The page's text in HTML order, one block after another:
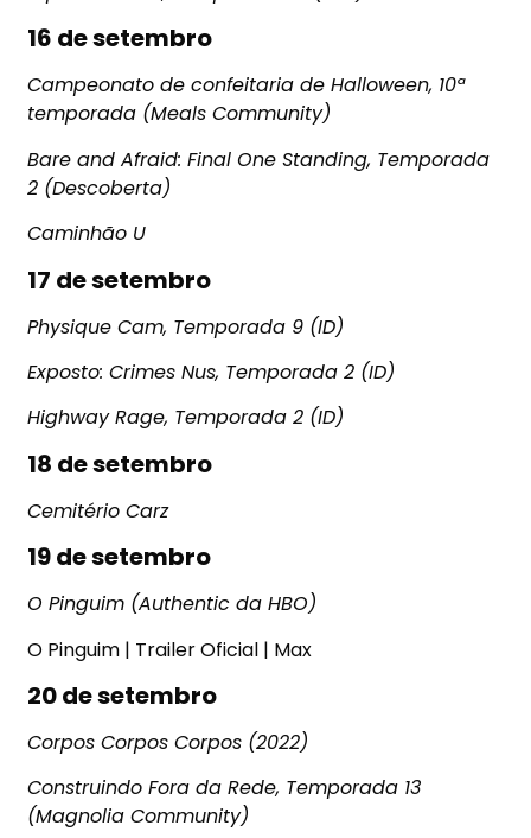
16 de setembro
Campeonato de confeitaria de Halloween, 10ª
temporada (Meals Community)
Bare and Afraid: Final One Standing, Temporada
2 (Descoberta)
Caminhão U
17 de setembro
Physique Cam, Temporada 9 (ID)
Exposto: Crimes Nus, Temporada 2 (ID)
Highway Rage, Temporada 2 (ID)
18 de setembro
Cemitério Carz
19 de setembro
O Pinguim (Authentic da HBO)
O Pinguim | Trailer Oficial | Max
20 de setembro
Corpos Corpos Corpos (2022)
Construindo Fora da Rede, Temporada 13
(Magnolia Community)